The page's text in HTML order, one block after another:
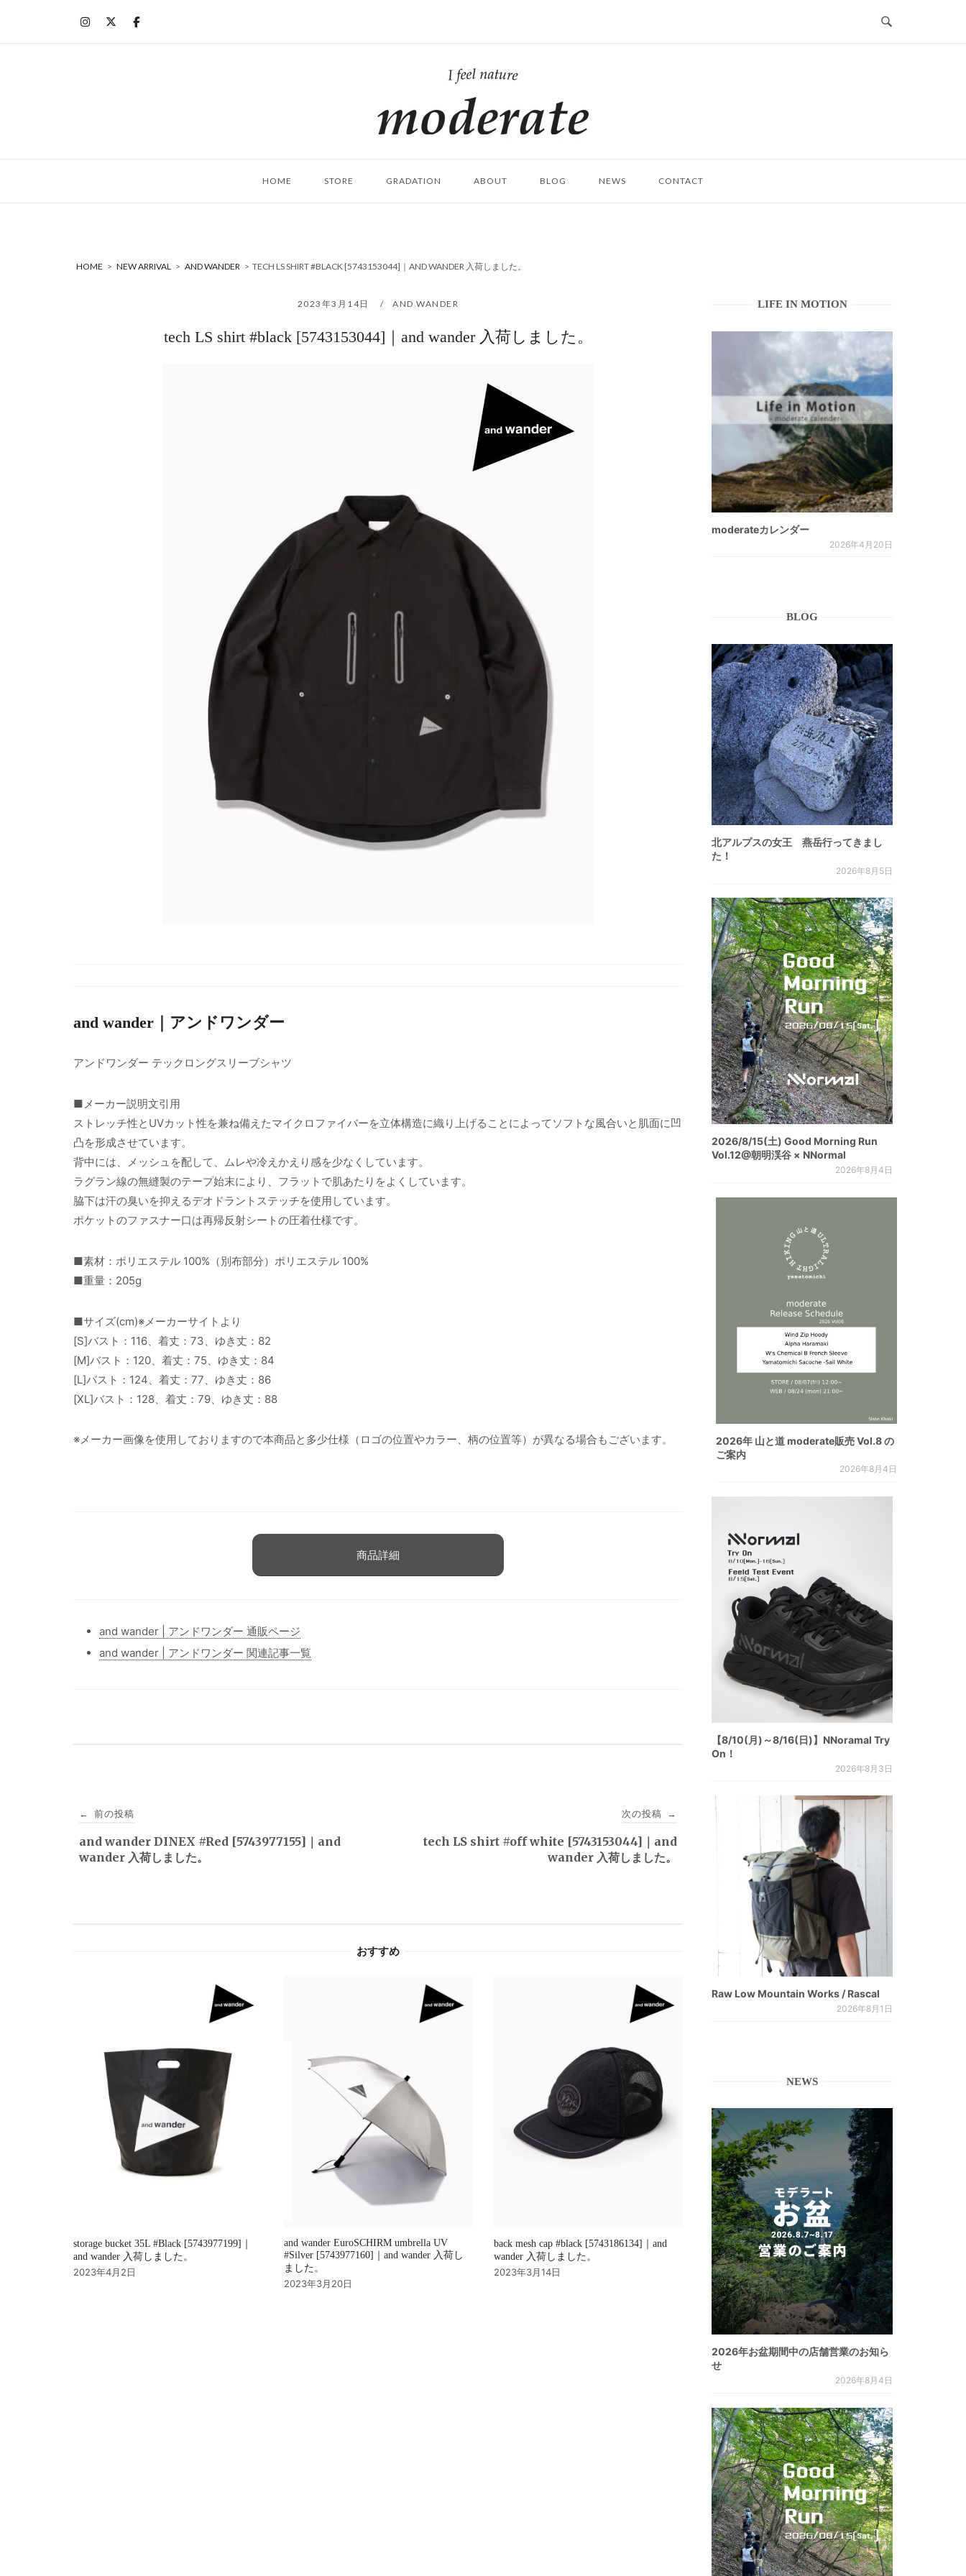
ム
HOME STORE GRADATION ABOUT BLOG NEWS CONTACT
HOME > NEW ARRIVAL > AND WANDER > TECH LS SHIRT #BLACK [5743153044]｜AND WANDER 入荷しました。
2023年3月14日 AND WANDER
tech LS shirt #black [5743153044]｜and wander 入荷しました。
and wander｜アンドワンダー
アンドワンダー テックロングスリーブシャツ
■メーカー説明文引用
ストレッチ性とUVカット性を兼ね備えたマイクロファイバーを立体構造に織り上げることによってソフトな風合いと肌面に凹
凸を形成させています。
背中には、メッシュを配して、ムレや冷えかえり感を少なくしています。
ラグラン線の無縫製のテープ始末により、フラットで肌あたりをよくしています。
脇下は汗の臭いを抑えるデオドラントステッチを使用しています。
ポケットのファスナー口は再帰反射シートの圧着仕様です。
■素材：ポリエステル 100%（別布部分）ポリエステル 100%
■重量：205g
■サイズ(cm)※メーカーサイトより
[S]バスト：116、着丈：73、ゆき丈：82
[M]バスト：120、着丈：75、ゆき丈：84
[L]バスト：124、着丈：77、ゆき丈：86
[XL]バスト：128、着丈：79、ゆき丈：88
※メーカー画像を使用しておりますので本商品と多少仕様（ロゴの位置やカラー、柄の位置等）が異なる場合もございます。
商品詳細
and wander | アンドワンダー 通販ページ
and wander | アンドワンダー 関連記事一覧
ナ
← 前の投稿
and wander DINEX #Red [5743977155]｜and
wander 入荷しました。
次の投稿 →
tech LS shirt #off white [5743153044]｜and
wander 入荷しました。
おすすめ
storage bucket 35L #Black [5743977199]｜
and wander 入荷しました。
2023年4月2日
and wander EuroSCHIRM umbrella UV
#Silver [5743977160]｜and wander 入荷し
ました。
2023年3月20日
back mesh cap #black [5743186134]｜and
wander 入荷しました。
2023年3月14日
LIFE IN MOTION
moderateカレンダー
2026年4月20日
BLOG
北アルプスの女王 燕岳行ってきまし
た！
2026年8月5日
2026/8/15(土) Good Morning Run
Vol.12@朝明渓谷 × NNormal
2026年8月4日
2026年 山と道 moderate販売 Vol.8 の
ご案内
2026年8月4日
【8/10(月)～8/16(日)】NNoramal Try
On！
2026年8月3日
Raw Low Mountain Works / Rascal
2026年8月1日
NEWS
2026年お盆期間中の店舗営業のお知ら
せ
2026年8月4日